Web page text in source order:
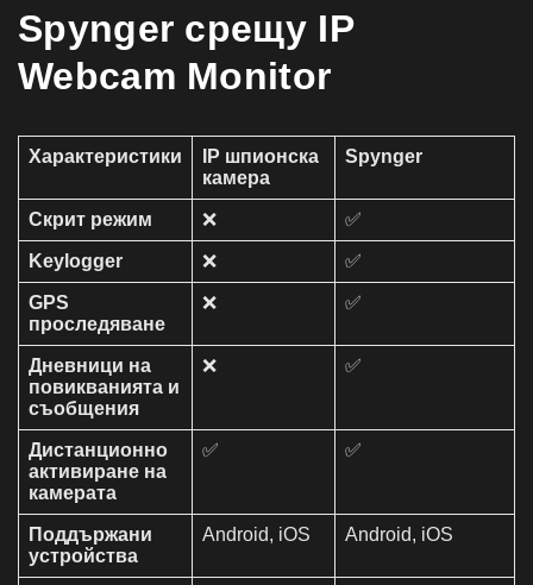
Spynger срещу IP
Webcam Monitor
Характеристики
IP шпионска
камера
Spynger
Скрит режим ❌ ✅
Keylogger ❌ ✅
GPS
проследяване
❌ ✅
Дневници на
повикванията и
съобщения
❌ ✅
Дистанционно
активиране на
камерата
✅ ✅
Поддържани
устройства
Android, iOS Android, iOS